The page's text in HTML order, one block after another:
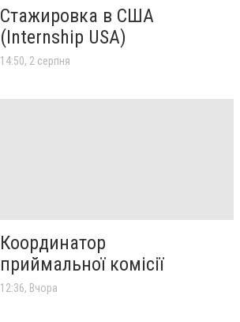
Стажировка в США
(Internship USA)
14:50, 2 серпня
Координатор
приймальної комісії
12:36, Вчора